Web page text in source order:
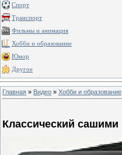
Спорт
Транспорт
Фильмы и анимация
Хобби и образование
Юмор
Другое
Главная » Видео » Хобби и образование
Классический сашими